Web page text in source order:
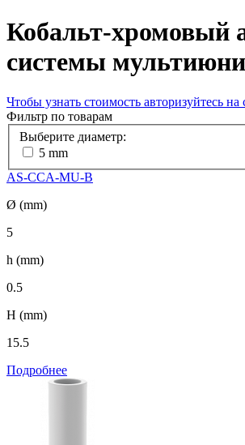
Кобальт-хромовый
системы
Чтобы узнать стоимость авторизуйтесь на
Фильтр по товарам
Выберите диаметр:
5 mm
AS-CCA-MU-B
Ø (mm)
5
h (mm)
0.5
H (mm)
15.5
Подробнее